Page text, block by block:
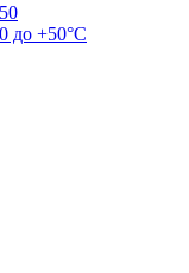
до +50°C